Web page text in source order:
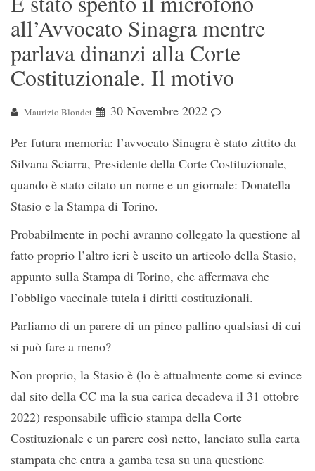
all’Avvocato Sinagra mentre
parlava dinanzi alla Corte
Costituzionale. Il motivo
Maurizio Blondet
30 Novembre 2022
Per futura memoria: l’avvocato Sinagra è stato zittito da
Silvana Sciarra, Presidente della Corte Costituzionale,
quando è stato citato un nome e un giornale: Donatella
Stasio e la Stampa di Torino.
Probabilmente in pochi avranno collegato la questione al
fatto proprio l’altro ieri è uscito un articolo della Stasio,
appunto sulla Stampa di Torino, che affermava che
l’obbligo vaccinale tutela i diritti costituzionali.
Parliamo di un parere di un pinco pallino qualsiasi di cui
si può fare a meno?
Non proprio, la Stasio è (lo è attualmente come si evince
dal sito della CC ma la sua carica decadeva il 31 ottobre
2022) responsabile ufficio stampa della Corte
Costituzionale e un parere così netto, lanciato sulla carta
stampata che entra a gamba tesa su una questione